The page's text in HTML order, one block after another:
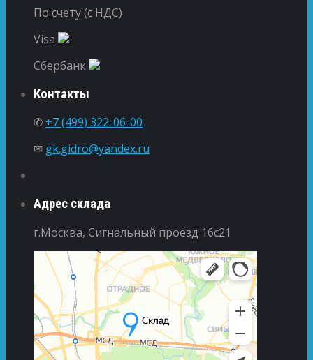
По счету (с НДС)
Visa
Сбербанк
Контакты
✆ +7 (499) 322-06-00
✉ gk.gidro@yandex.ru
Адрес склада
г.Москва, Сигнальный проезд 16с21